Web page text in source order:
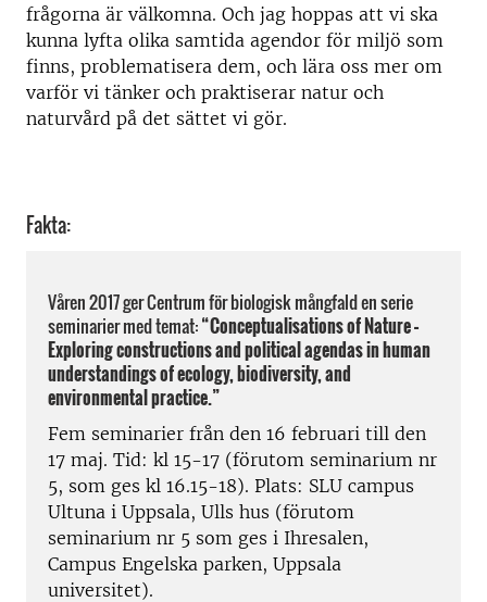
frågorna är välkomna. Och jag hoppas att vi ska
kunna lyfta olika samtida agendor för miljö som
finns, problematisera dem, och lära oss mer om
varför vi tänker och praktiserar natur och
naturvård på det sättet vi gör.
Fakta:
Våren 2017 ger Centrum för biologisk mångfald en serie
seminarier med temat:“Conceptualisations of Nature–
Exploring constructions and political agendas in human
understandings of ecology, biodiversity, and
environmental practice.”
Fem seminarier från den 16 februari till den
17 maj. Tid: kl 15-17 (förutom seminarium nr
5, som ges kl 16.15-18). Plats: SLU campus
Ultuna i Uppsala, Ulls hus (förutom
seminarium nr 5 som ges i Ihresalen,
Campus Engelska parken, Uppsala
universitet).